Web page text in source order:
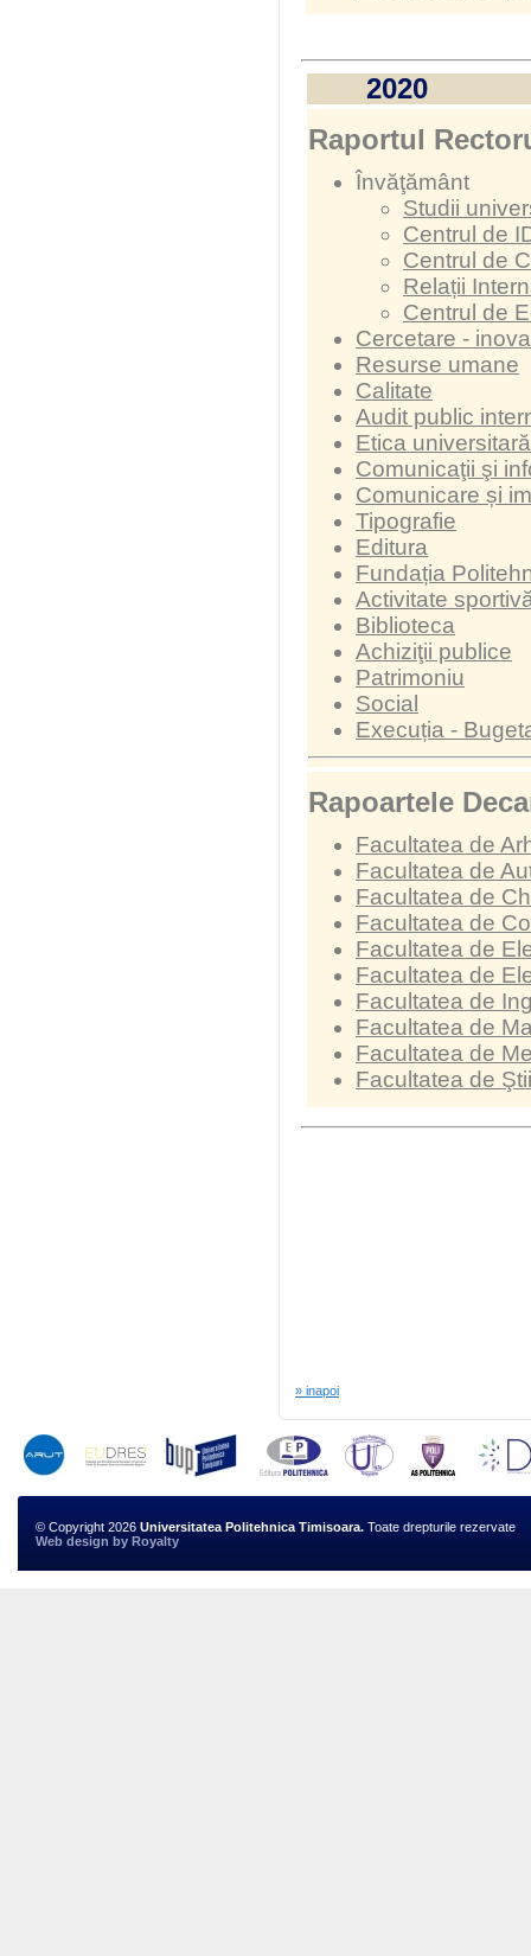
2020
Raportul
Învăţământ
Studii
Centrul de
Centrul de
Relații
Centrul de
Cercetare -
Resurse umane
Calitate
Audit public
Etica universitară
Comunicaţii şi
Comunicare și
Tipografie
Editura
Fundația
Activitate
Biblioteca
Achiziţii publice
Patrimoniu
Social
Execuția -
Rapoartele
Facultatea de
Facultatea de
Facultatea de
Facultatea de
Facultatea de
Facultatea de
Facultatea de
Facultatea de
Facultatea de
Facultatea de
» inapoi
© Copyright 2026 Universitatea Politehnica Timisoara. Toate drepturile rezervate
Web design by Royalty